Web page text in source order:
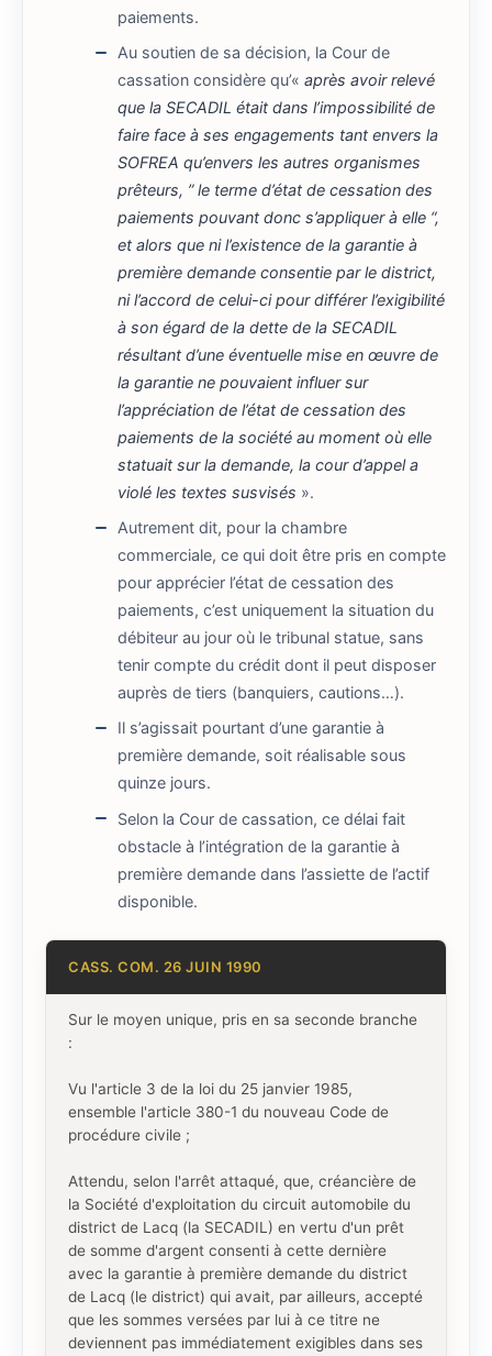
paiements.
Au soutien de sa décision, la Cour de
cassation considère qu’«après avoir relevé
que la SECADIL était dans l’impossibilité de
faire face à ses engagements tant envers la
SOFREA qu’envers les autres organismes
prêteurs, ” le terme d’état de cessation des
paiements pouvant donc s’appliquer à elle “,
et alors que ni l’existence de la garantie à
première demande consentie par le district,
ni l’accord de celui-ci pour différer l’exigibilité
à son égard de la dette de la SECADIL
résultant d’une éventuelle mise en œuvre de
la garantie ne pouvaient influer sur
l’appréciation de l’état de cessation des
paiements de la société au moment où elle
statuait sur la demande, la cour d’appel a
violé les textes susvisés ».
Autrement dit, pour la chambre
commerciale, ce qui doit être pris en compte
pour apprécier l’état de cessation des
paiements, c’est uniquement la situation du
débiteur au jour où le tribunal statue, sans
tenir compte du crédit dont il peut disposer
auprès de tiers (banquiers, cautions…).
Il s’agissait pourtant d’une garantie à
première demande, soit réalisable sous
quinze jours.
Selon la Cour de cassation, ce délai fait
obstacle à l’intégration de la garantie à
première demande dans l’assiette de l’actif
disponible.
CASS. COM. 26 JUIN 1990
Sur le moyen unique, pris en sa seconde branche
:
Vu l'article 3 de la loi du 25 janvier 1985,
ensemble l'article 380-1 du nouveau Code de
procédure civile ;
Attendu, selon l'arrêt attaqué, que, créancière de
la Société d'exploitation du circuit automobile du
district de Lacq (la SECADIL) en vertu d'un prêt
de somme d'argent consenti à cette dernière
avec la garantie à première demande du district
de Lacq (le district) qui avait, par ailleurs, accepté
que les sommes versées par lui à ce titre ne
deviennent pas immédiatement exigibles dans ses